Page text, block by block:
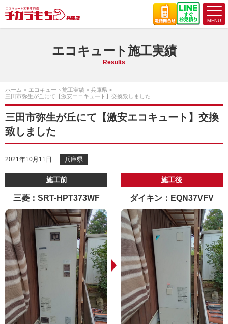
エコキュート施工実績
Results
ホーム エコキュート施工実績
兵庫県
三田市弥生が丘にて【激安エコキュート】交換致しました
三田市弥生が丘にて【激安エコキュート】交換
致しました
2021年10月11日 兵庫県
施工前
三菱：SRT-HPT373WF
施工後
ダイキン：EQN37VFV